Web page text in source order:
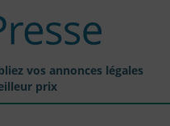
vos annonces légales
prix